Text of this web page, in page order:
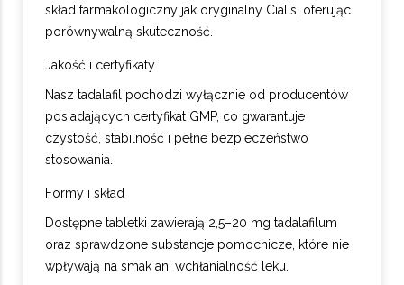
skład farmakologiczny jak oryginalny Cialis, oferując
porównywalną skuteczność.
Jakość i certyfikaty
Nasz tadalafil pochodzi wyłącznie od producentów
posiadających certyfikat GMP, co gwarantuje
czystość, stabilność i pełne bezpieczeństwo
stosowania.
Formy i skład
Dostępne tabletki zawierają 2,5–20 mg tadalafilum
oraz sprawdzone substancje pomocnicze, które nie
wpływają na smak ani wchłanialność leku.